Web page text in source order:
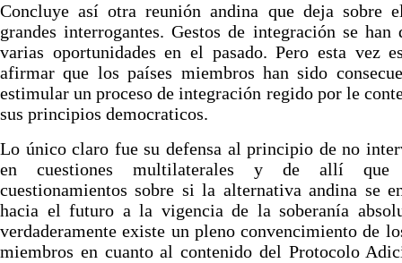
Concluye así otra reunión andina que deja sobre
grandes interrogantes. Gestos de integración se han
varias oportunidades en el pasado. Pero esta vez
afirmar que los países miembros han sido
estimular un proceso de integración regido por le
sus principios democraticos.
Lo único claro fue su defensa al principio de no
en cuestiones multilaterales y de allí que
cuestionamientos sobre si la alternativa andina se
hacia el futuro a la vigencia de la soberanía
verdaderamente existe un pleno convencimiento de
miembros en cuanto al contenido del Protocolo